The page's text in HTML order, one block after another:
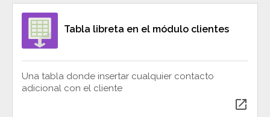
Tabla libreta en el módulo clientes
Una tabla donde insertar cualquier contacto
adicional con el cliente
open_in_new